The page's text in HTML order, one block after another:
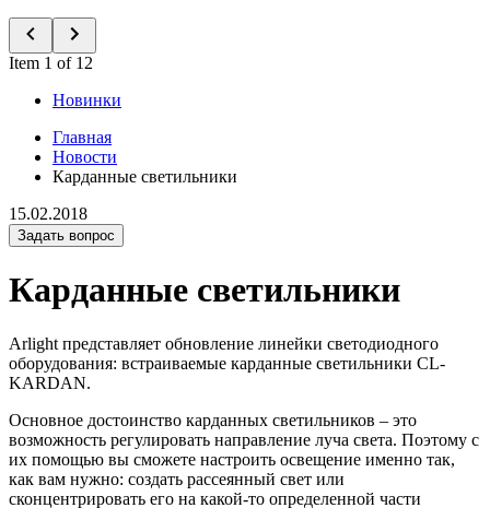
Item 1 of 12
Новинки
Главная
Новости
Карданные светильники
15.02.2018
Задать вопрос
Карданные светильники
Arlight представляет обновление линейки светодиодного
оборудования: встраиваемые карданные светильники CL-
KARDAN.
Основное достоинство карданных светильников – это
возможность регулировать направление луча света. Поэтому с
их помощью вы сможете настроить освещение именно так,
как вам нужно: создать рассеянный свет или
сконцентрировать его на какой-то определенной части